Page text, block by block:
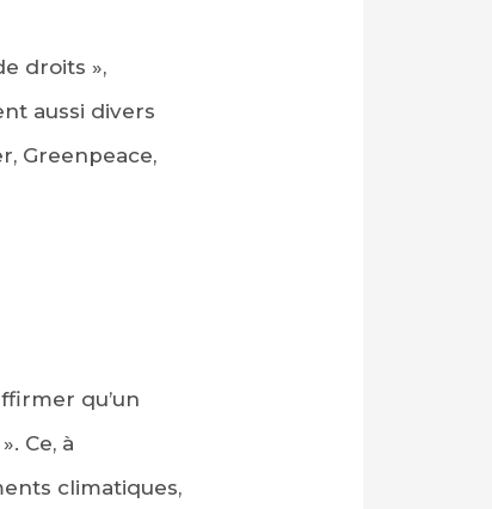
droits »,
aussi divers
Greenpeace,
qu’un
Ce, à
climatiques,